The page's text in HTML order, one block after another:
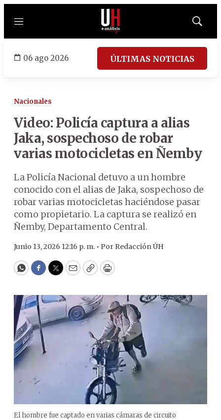
Menú
Mostrar
06 ago 2026 ÚLTIMAS NOTICIAS
Nacionales
Video: Policía captura a alias
Jaka, sospechoso de robar
varias motocicletas en Ñemby
La Policía Nacional detuvo a un hombre
conocido con el alias de Jaka, sospechoso de
robar varias motocicletas haciéndose pasar
como propietario. La captura se realizó en
Ñemby, Departamento Central.
Junio 13, 2026 12:16 p. m. • Por Redacción ÚH
WhatsApp
Facebook
Twitter
EmailCopyPrint
El hombre fue captado en varias cámaras de circuito